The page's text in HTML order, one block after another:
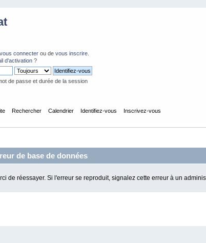
vous connecter ou devous inscrire
d'activation ?
de passe et durée de la session
Rechercher Calendrier Identifiez-vous Inscrivez-vous
de base de données
de réessayer. Si l'erreur se reproduit, signalez cette erreur à un